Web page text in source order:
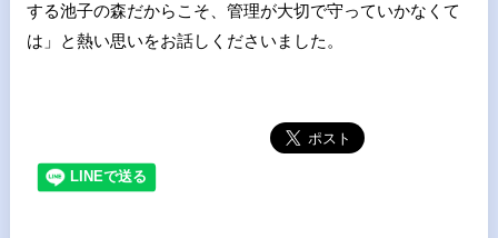
する池子の森だからこそ、管理が大切で守っていかなくて
は」と熱い思いをお話しくださいました。